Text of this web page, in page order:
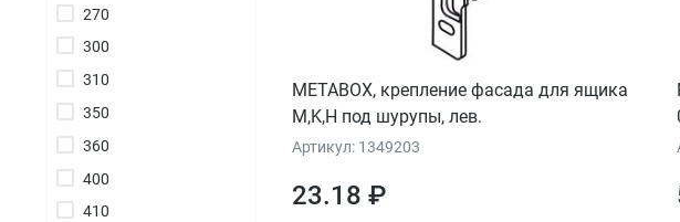
270
300
310
350
360
400
410
METABOX, крепление фасада для ящика
M,K,H под шурупы, лев.
Артикул: 1349203
23.18 ₽